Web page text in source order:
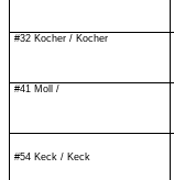
#32 Kocher / Kocher
#41 Moll /
#54 Keck / Keck